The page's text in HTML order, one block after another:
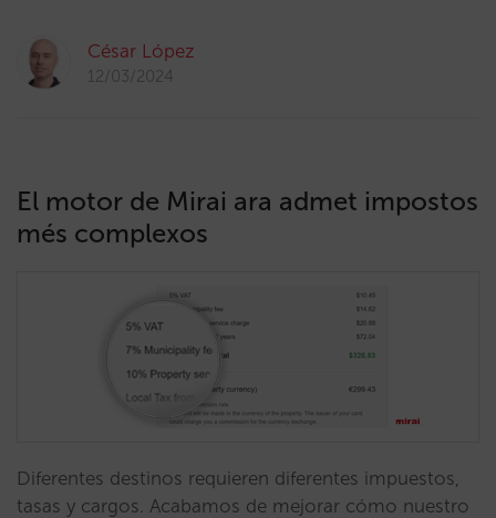
César López
12/03/2024
El motor de Mirai ara admet impostos
més complexos
Diferentes destinos requieren diferentes impuestos,
tasas y cargos. Acabamos de mejorar cómo nuestro